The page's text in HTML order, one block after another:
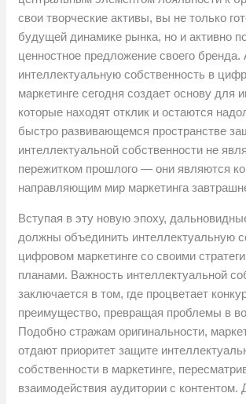
свои творческие активы, вы не только
будущей динамике рынка, но и активно
ценностное предложение своего бренда.
интеллектуальную собственность в
маркетинге сегодня создает основу для
которые находят отклик и остаются
быстро развивающемся пространстве
интеллектуальной собственности не
пережитком прошлого — они являются
направляющим мир маркетинга
Вступая в эту новую эпоху,
должны объединить интеллектуальную
цифровом маркетинге со своими
планами. Важность интеллектуальной
заключается в том, где процветает
преимущество, превращая проблемы в
Подобно стражам оригинальности,
отдают приоритет защите
собственности в маркетинге,
взаимодействия аудитории с контентом.